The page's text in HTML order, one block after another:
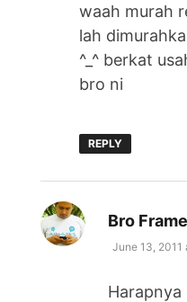
waah murah
lah
^_^ berkat
bro ni
REPLY
Bro
June 13, 2011
Harapnya